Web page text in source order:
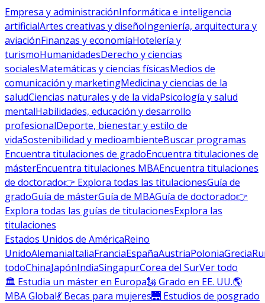
Empresa y administraciónInformática e inteligencia
artificialArtes creativas y diseñoIngeniería, arquitectura y
aviaciónFinanzas y economíaHotelería y
turismoHumanidadesDerecho y ciencias
socialesMatemáticas y ciencias físicasMedios de
comunicación y marketingMedicina y ciencias de la
saludCiencias naturales y de la vidaPsicología y salud
mentalHabilidades, educación y desarrollo
profesionalDeporte, bienestar y estilo de
vidaSostenibilidad y medioambienteBuscar programas
Encuentra titulaciones de gradoEncuentra titulaciones de
másterEncuentra titulaciones MBAEncuentra titulaciones
de doctorado👉 Explora todas las titulacionesGuía de
gradoGuía de másterGuía de MBAGuía de doctorado👉
Explora todas las guías de titulacionesExplora las
titulaciones
Estados Unidos de AméricaReino
UnidoAlemaniaItaliaFranciaEspañaAustriaPoloniaGrecia
todoChinaJapónIndiaSingapurCorea del SurVer todo
🏛 Estudia un máster en Europa🗽 Grado en EE. UU.🌎
MBA Global💃 Becas para mujeres🌉 Estudios de posgrado